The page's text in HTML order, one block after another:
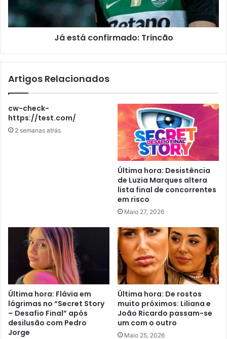
Já está confirmado: Trincão
Artigos Relacionados
cw-check-
https://test.com/
2 semanas atrás
Última hora: Desistência
de Luzia Marques altera
lista final de concorrentes
em risco
Maio 27, 2026
Última hora: Flávia em
lágrimas no “Secret Story
– Desafio Final” após
desilusão com Pedro
Jorge
Última hora: De rostos
muito próximos: Liliana e
João Ricardo passam-se
um com o outro
Maio 25, 2026